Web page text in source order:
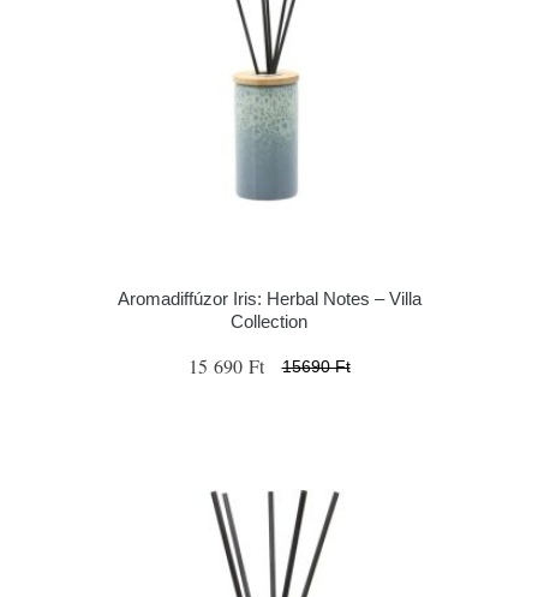
Aromadiffúzor Iris: Herbal Notes – Villa
Collection
15 690 Ft 15690 Ft